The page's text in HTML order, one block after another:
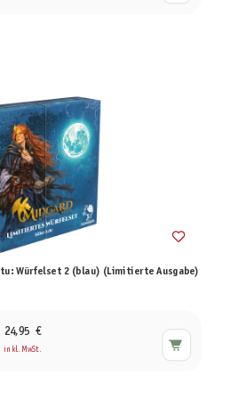
Würfelset 2 (blau) (Limitierte Ausgabe)
24,95 €
inkl. MwSt.